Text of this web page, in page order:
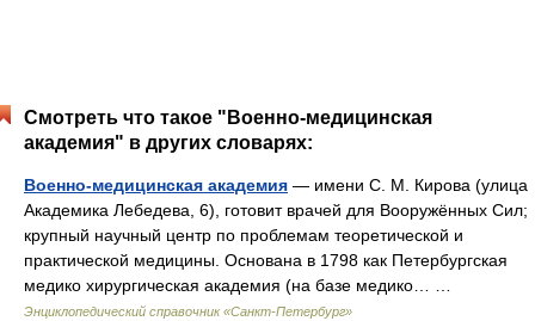
Смотреть что такое "Военно-медицинская
академия" в других словарях:
Военно-медицинская академия — имени С. М. Кирова (улица
Академика Лебедева, 6), готовит врачей для Вооружённых Сил;
крупный научный центр по проблемам теоретической и
практической медицины. Основана в 1798 как Петербургская
медико хирургическая академия (на базе медико… …
Энциклопедический справочник «Санкт-Петербург»